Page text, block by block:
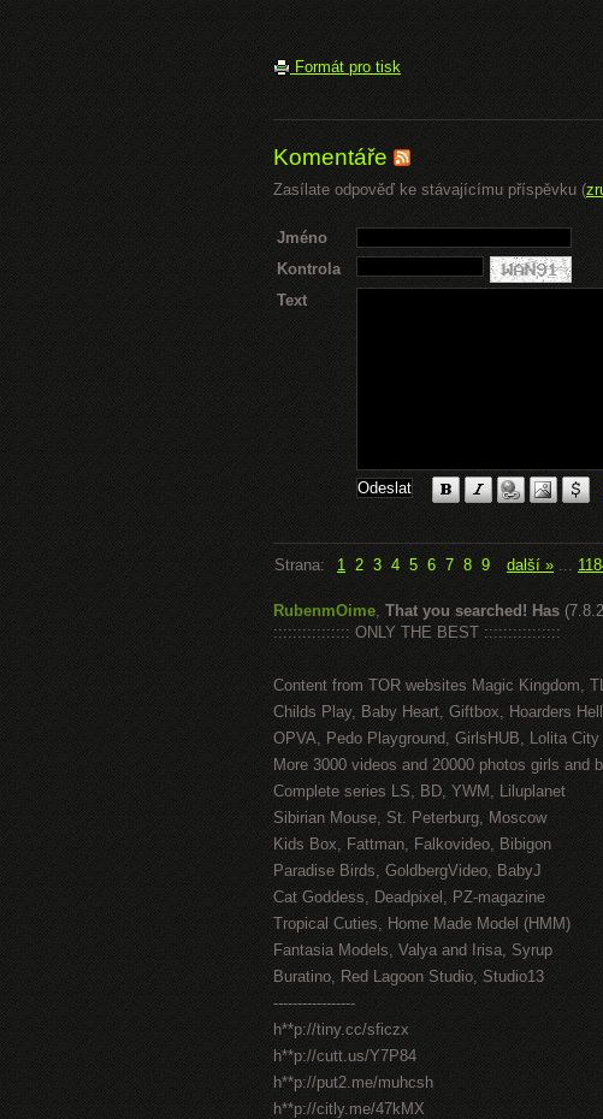
Formát pro tisk
Komentáře
Zasílate odpověď ke stávajícímu příspěvku (
Jméno
Kontrola
Text
Strana: 1 2 3 4 5 6 7 8 9 další » ...
RubenmOime, That you searched! Has
:::::::::::::::: ONLY THE BEST ::::::::::::::::
Content from TOR websites Magic Kingdom,
Childs Play, Baby Heart, Giftbox, Hoarders
OPVA, Pedo Playground, GirlsHUB, Lolita City
More 3000 videos and 20000 photos girls and
Complete series LS, BD, YWM, Liluplanet
Sibirian Mouse, St. Peterburg, Moscow
Kids Box, Fattman, Falkovideo, Bibigon
Paradise Birds, GoldbergVideo, BabyJ
Cat Goddess, Deadpixel, PZ-magazine
Tropical Cuties, Home Made Model (HMM)
Fantasia Models, Valya and Irisa, Syrup
Buratino, Red Lagoon Studio, Studio13
-----------------
h**p://tiny.cc/sficzx
h**p://cutt.us/Y7P84
h**p://put2.me/muhcsh
h**p://citly.me/47kMX